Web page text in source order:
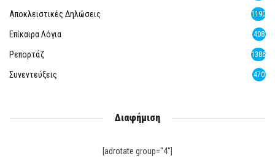
Αποκλειστικές Δηλώσεις 1190
Επίκαιρα Λόγια 408
Ρεπορτάζ 1386
Συνεντεύξεις 470
Διαφήμιση
[adrotate group="4"]